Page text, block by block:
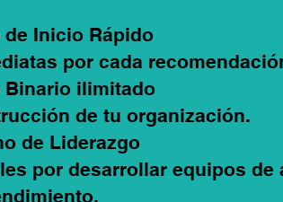
de Inicio Rápido
por cada
Binario ilimitado
de tu organización.
de Liderazgo
por desarrollar equipos de